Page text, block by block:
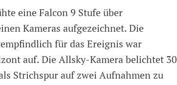
eine Falcon 9 Stufe über
Kameras aufgezeichnet. Die
für das Ereignis war
auf. Die Allsky-Kamera belichtet 30
Strichspur auf zwei Aufnahmen zu